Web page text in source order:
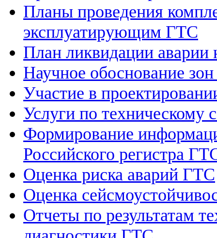
Планы проведения
эксплуатирующим ГТС
План ликвидации
Научное обоснование
Участие в
Услуги по техническому
Формирование
Российского регистра
Оценка риска аварий ГТС
Оценка
Отчеты по результатам